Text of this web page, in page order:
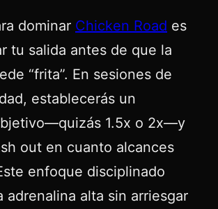
dominar Chicken Road es
tu salida antes de que la
“frita”. En sesiones de
establecerás un
1.5x o 2x—y
out en cuanto alcances
enfoque disciplinado
adrenalina alta sin arriesgar